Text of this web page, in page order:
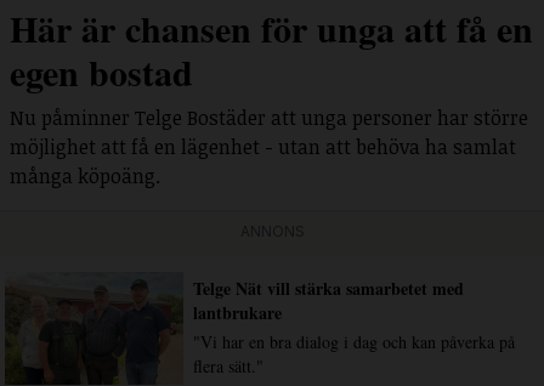
Här är chansen för unga att få en
egen bostad
Nu påminner Telge Bostäder att unga personer har större
möjlighet att få en lägenhet - utan att behöva ha samlat
många köpoäng.
Telge Nät vill stärka samarbetet med
lantbrukare
"Vi har en bra dialog i dag och kan påverka på
flera sätt."